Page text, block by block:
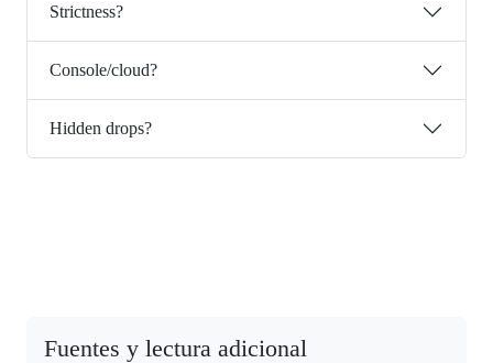
Strictness?
Console/cloud?
Hidden drops?
Fuentes y lectura adicional